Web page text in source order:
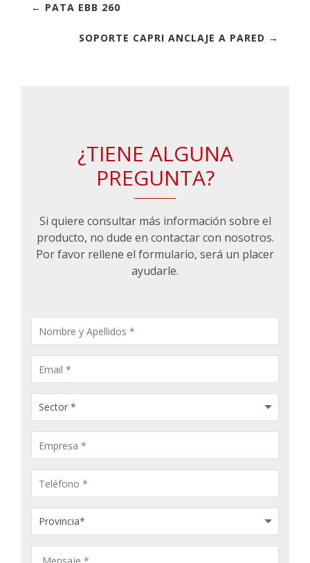
← PATA EBB 260
SOPORTE CAPRI ANCLAJE A PARED →
¿TIENE ALGUNA
PREGUNTA?
Si quiere consultar más información sobre el
producto, no dude en contactar con nosotros.
Por favor rellene el formulario, será un placer
ayudarle.
CONSULTA
PRODUCTOS